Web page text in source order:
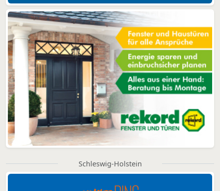
Schleswig-Holstein